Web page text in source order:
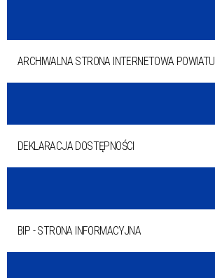
ARCHIWALNA STRONA INTERNETOWA POWIATU
DEKLARACJA DOSTĘPNOŚCI
BIP - STRONA INFORMACYJNA